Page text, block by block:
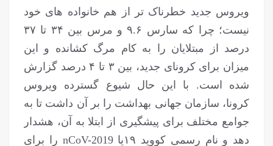
ویروس جدید خطرناک تر از هم خانواده های خود
نیست؛ چرا که سارس ۹.۶ و مرس بین ۳۴ تا ۳۷
درصد از مبتلایان را به کام مرگ کشانده و این
میزان برای کرونای جدید، بین ۳ تا ۴ درصد گزارش
شده است. با این حال شیوع گسترده ویروس
کرونا، سازمان جهانی بهداشت را بر آن داشت تا به
جوامع مختلف برای پیشگیری از ابتلا به آن، هشدار
دهد و نام رسمی کووید ۱۹یا nCoV-2019 را برای